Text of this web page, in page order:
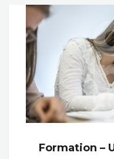
Formation –